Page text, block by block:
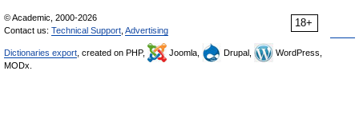
18+
© Academic, 2000-2026
Contact us: Technical Support Advertising
Dictionaries export , created on PHP, Joomla, Drupal,
WordPress,
MODx.